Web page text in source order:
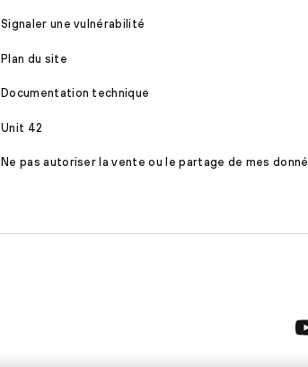
Signaler une vulnérabilité
Plan du site
Documentation technique
Unit 42
Ne pas autoriser la vente ou le partage de mes